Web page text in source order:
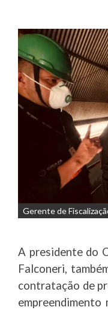
Gerente de
A presidente do
Falconeri,
contratação de